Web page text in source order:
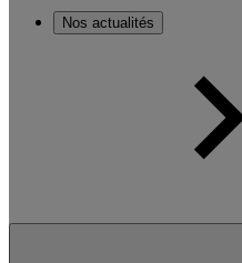
Nos actualités